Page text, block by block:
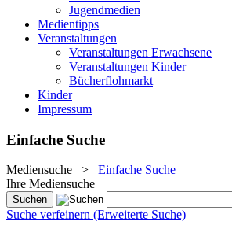
Jugendmedien
Medientipps
Veranstaltungen
Veranstaltungen Erwachsene
Veranstaltungen Kinder
Bücherflohmarkt
Kinder
Impressum
Einfache Suche
Mediensuche > Einfache Suche
Ihre Mediensuche
Suche verfeinern (Erweiterte Suche)